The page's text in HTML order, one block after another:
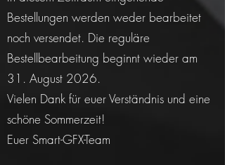
Bestellungen werden weder bearbeitet
noch versendet. Die reguläre
Bestellbearbeitung beginnt wieder am
31. August 2026.
Vielen Dank für euer Verständnis und eine
schöne Sommerzeit!
Euer Smart-GFX-Team